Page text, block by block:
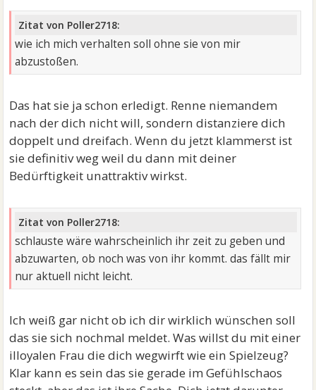
Zitat von Poller2718:
wie ich mich verhalten soll ohne sie von mir
abzustoßen.
Das hat sie ja schon erledigt. Renne niemandem
nach der dich nicht will, sondern distanziere dich
doppelt und dreifach. Wenn du jetzt klammerst ist
sie definitiv weg weil du dann mit deiner
Bedürftigkeit unattraktiv wirkst.
Zitat von Poller2718:
schlauste wäre wahrscheinlich ihr zeit zu geben und
abzuwarten, ob noch was von ihr kommt. das fällt mir
nur aktuell nicht leicht.
Ich weiß gar nicht ob ich dir wirklich wünschen soll
das sie sich nochmal meldet. Was willst du mit einer
illoyalen Frau die dich wegwirft wie ein Spielzeug?
Klar kann es sein das sie gerade im Gefühlschaos